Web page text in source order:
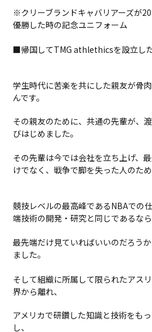
※クリーブランドキャバリアーズが
優勝した時の記念ユニフォーム
■帰国してTMG athlethicsを設立し
学生時代に苦楽を共にした親友が骨
んです。
その親友のために、共通の先輩が、
びはじめました。
その先輩は今では会社を立ち上げ、
けでなく、戦争で脚を失った人のた
競技レベルの最高峰であるNBAでの
端技術の開発・研究と同じであるな
最先端だけ見ていればいいのだろう
ました。
そして組織に所属して限られたアス
界から離れ、
アメリカで研鑽した知識と技術をも
し、